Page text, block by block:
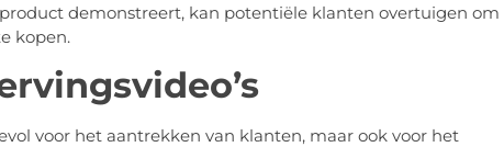
demonstreert, kan potentiële klanten overtuigen om
kopen.
voor het aantrekken van klanten, maar ook voor het